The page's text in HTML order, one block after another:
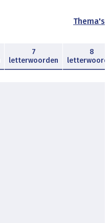
Thema's
7
letterwoorden
8